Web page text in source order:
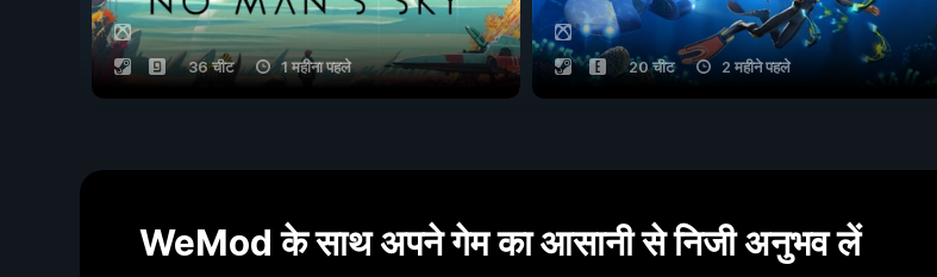
36 चीट 1 महीना पहले 20 चीट 2 महीने पहले
WeMod के साथ अपने गेम का आसानी से निजी अनुभव लें